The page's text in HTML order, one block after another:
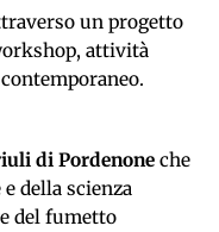
un progetto
attività
di Pordenone che
della scienza
del fumetto